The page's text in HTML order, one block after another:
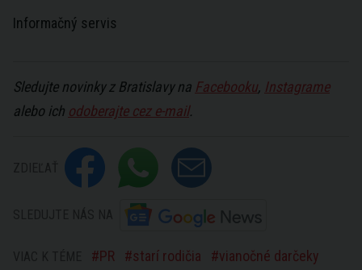
Informačný servis
Sledujte novinky z Bratislavy na Facebooku, Instagrame
alebo ich odoberajte cez e-mail.
PR starí rodičia vianočné darčeky